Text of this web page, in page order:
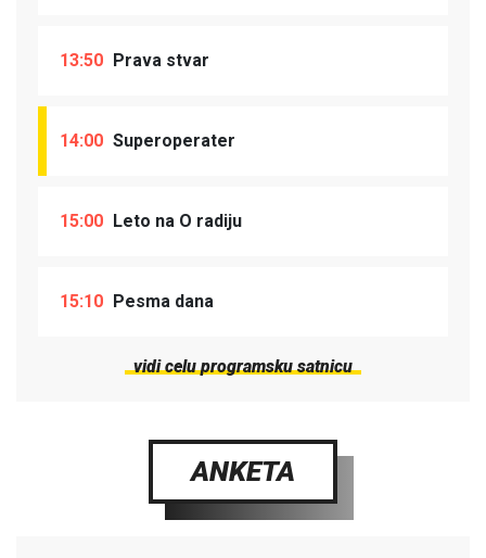
13:50 Prava stvar
14:00 Superoperater
15:00 Leto na O radiju
15:10 Pesma dana
vidi celu programsku satnicu
ANKETA